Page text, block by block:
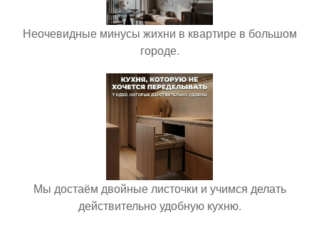
Неочевидные минусы жихни в квартире в большом
городе.
Мы достаём двойные листочки и учимся делать
действительно удобную кухню.